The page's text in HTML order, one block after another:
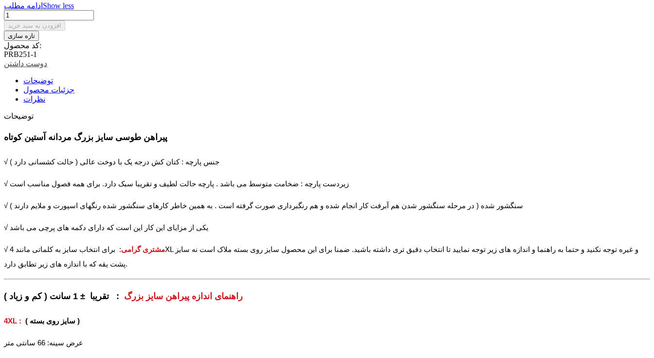
ادامه مطلب Show less
افزودن به سبد خرید
کد محصول:
PRB251-1
دوست داشتن
توضیحات
جزئیات محصول
نظرات
توضیحات
پیراهن طوسی سایز بزرگ مردانه آستین کوتاه
√ جنس پارچه : کتان کش درجه یک با دوخت عالی ( حالت کشسانی دارد )
√ زیردست پارچه : ضخامت متوسط می باشد . پارچه حالت لطیف و تقریبا سبک دارد. برای همه فصول مناسب است
√ یکی از مزایای این کار این است که دارای دکمه های پرچی می باشد
√ مشتری گرامی
: برای انتخاب سایز به کلماتی مانند 4XL و غیره توجه نکنید و حتما به راهنما و اندازه های زیر توجه نمایید تا انتخاب دقیق تری داشته باشید. ضمنا برای این محصول سایز روی بسته ملاک است نه سایز
پشت یقه که با اندازه های زیر تطابق دارد.
راهنمای اندازه پیراهن سایز بزرگ : تقریبا ± 1 سانت ( کم و زیاد )
4XL : ( سایز روی بسته )
عرض سینه: 66 سانتی متر